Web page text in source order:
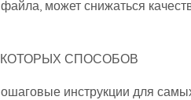
может снижаться
СПОСОБОВ
инструкции для